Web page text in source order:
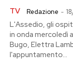
TV Redazione -
L'Assedio, gli
in onda mercoledì
Bugo, Elettra
l'appuntamento...